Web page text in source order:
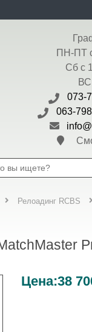
ПН-ПТ
Сб с
073-
063-
Релоадинг RCBS
Цена:38